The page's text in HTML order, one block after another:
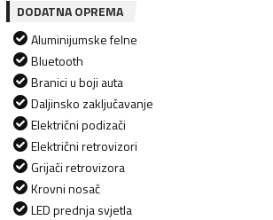
DODATNA OPREMA
Aluminijumske felne
Bluetooth
Branici u boji auta
Daljinsko zaključavanje
Električni podizači
Električni retrovizori
Grijači retrovizora
Krovni nosač
LED prednja svjetla